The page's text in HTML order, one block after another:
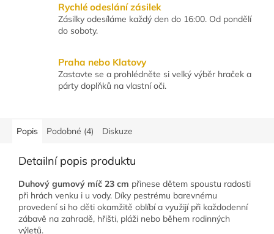
Rychlé odeslání zásilek
Zásilky odesíláme každý den do 16:00. Od pondělí
do soboty.
Praha nebo Klatovy
Zastavte se a prohlédněte si velký výběr hraček a
párty doplňků na vlastní oči.
Popis Podobné (4) Diskuze
Detailní popis produktu
Duhový gumový míč 23 cm přinese dětem spoustu radosti
při hrách venku i u vody. Díky pestrému barevnému
provedení si ho děti okamžitě oblíbí a využijí při každodenní
zábavě na zahradě, hřišti, pláži nebo během rodinných
výletů.